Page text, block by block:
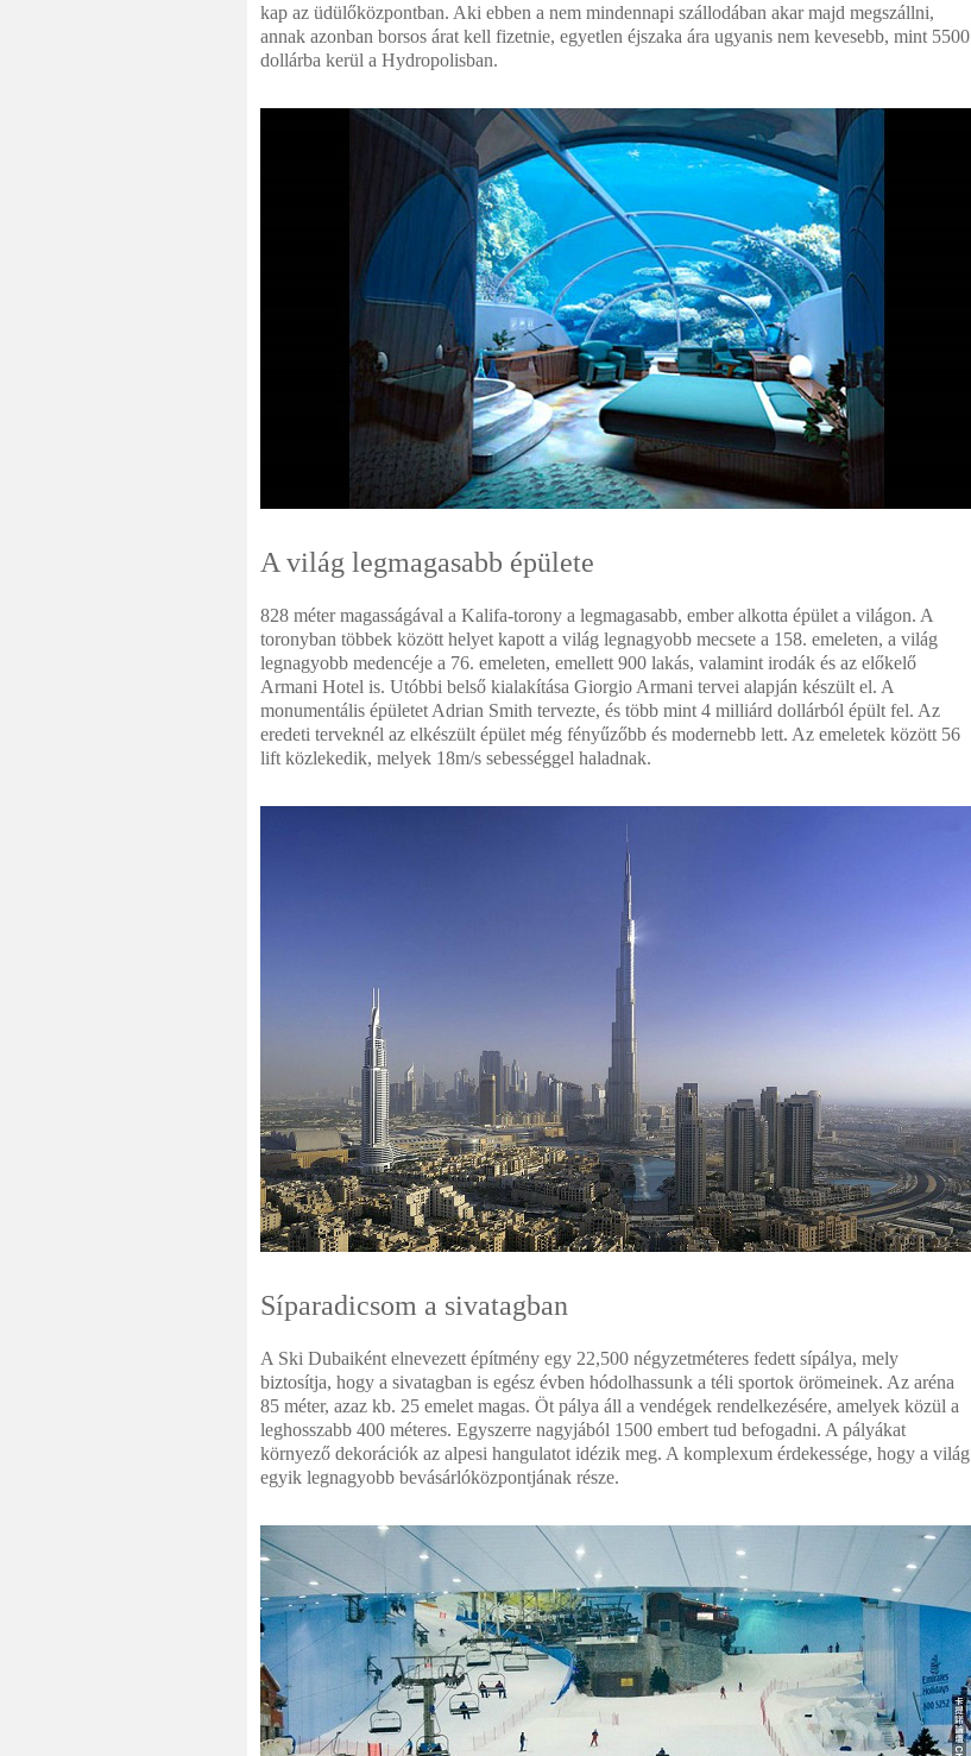
kap az üdülőközpontban. Aki ebben a nem mindennapi szállodában akar majd megszállni,
annak azonban borsos árat kell fizetnie, egyetlen éjszaka ára ugyanis nem kevesebb, mint 5500
dollárba kerül a Hydropolisban.
A világ legmagasabb épülete
828 méter magasságával a Kalifa-torony a legmagasabb, ember alkotta épület a világon. A
toronyban többek között helyet kapott a világ legnagyobb mecsete a 158. emeleten, a világ
legnagyobb medencéje a 76. emeleten, emellett 900 lakás, valamint irodák és az előkelő
Armani Hotel is. Utóbbi belső kialakítása Giorgio Armani tervei alapján készült el. A
monumentális épületet Adrian Smith tervezte, és több mint 4 milliárd dollárból épült fel. Az
eredeti terveknél az elkészült épület még fényűzőbb és modernebb lett. Az emeletek között 56
lift közlekedik, melyek 18m/s sebességgel haladnak.
Síparadicsom a sivatagban
A Ski Dubaiként elnevezett építmény egy 22,500 négyzetméteres fedett sípálya, mely
biztosítja, hogy a sivatagban is egész évben hódolhassunk a téli sportok örömeinek. Az aréna
85 méter, azaz kb. 25 emelet magas. Öt pálya áll a vendégek rendelkezésére, amelyek közül a
leghosszabb 400 méteres. Egyszerre nagyjából 1500 embert tud befogadni. A pályákat
környező dekorációk az alpesi hangulatot idézik meg. A komplexum érdekessége, hogy a világ
egyik legnagyobb bevásárlóközpontjának része.